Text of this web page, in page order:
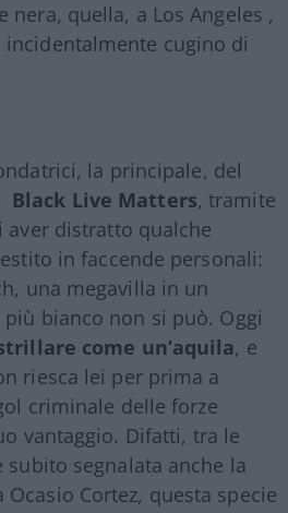
nera, quella, a Los Angeles ,
incidentalmente cugino di
la principale, del
Black Live Matters, tramite
aver distratto qualche
in faccende personali:
una megavilla in un
bianco non si può. Oggi
come un’aquila, e
riesca lei per prima a
criminale delle forze
vantaggio. Difatti, tra le
segnalata anche la
Cortez, questa specie